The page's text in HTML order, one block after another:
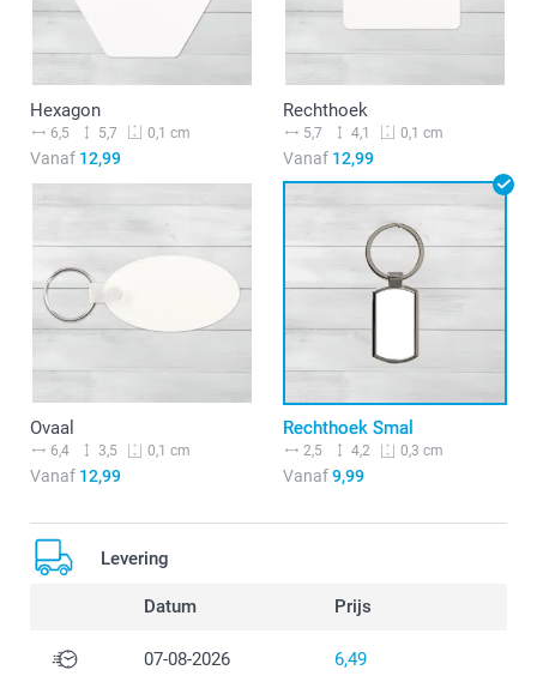
Hexagon
6,5 5,7 0,1 cm
Vanaf 12,99
Rechthoek
5,7 4,1 0,1 cm
Vanaf12,99
Ovaal
6,4 3,5 0,1 cm
Vanaf 12,99
Rechthoek Smal
2,5 4,2 0,3 cm
Vanaf9,99
Levering
Datum Prijs
07-08-2026 6,49